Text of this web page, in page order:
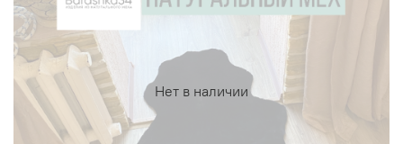
Нет в наличии